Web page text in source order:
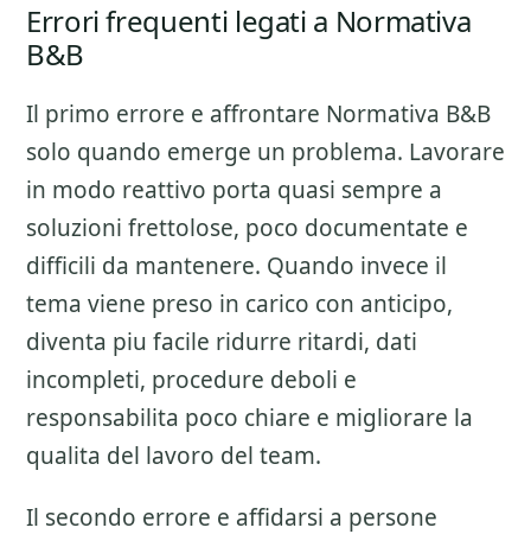
Errori frequenti legati a Normativa
B&B
Il primo errore e affrontare Normativa B&B
solo quando emerge un problema. Lavorare
in modo reattivo porta quasi sempre a
soluzioni frettolose, poco documentate e
difficili da mantenere. Quando invece il
tema viene preso in carico con anticipo,
diventa piu facile ridurre ritardi, dati
incompleti, procedure deboli e
responsabilita poco chiare e migliorare la
qualita del lavoro del team.
Il secondo errore e affidarsi a persone